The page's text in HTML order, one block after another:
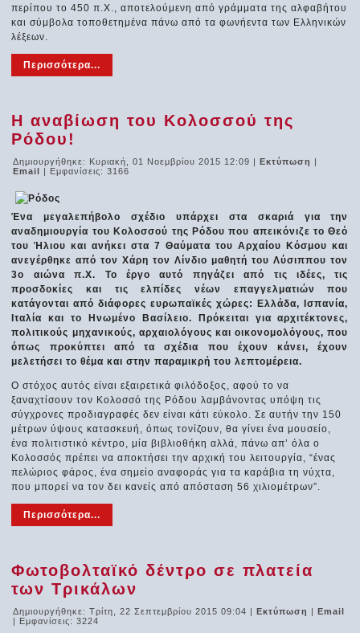
περίπου το 450 π.Χ., αποτελούμενη από γράμματα της αλφαβήτου
και σύμβολα τοποθετημένα πάνω από τα φωνήεντα των Ελληνικών
λέξεων.
Περισσότερα...
Η αναβίωση του Κολοσσού της
Ρόδου!
Δημιουργήθηκε: Κυριακή, 01 Νοεμβρίου 2015 12:09 |Εκτύπωση |
Email | Εμφανίσεις: 3166
Ένα μεγαλεπήβολο σχέδιο υπάρχει στα σκαριά για την
αναδημιουργία του Κολοσσού της Ρόδου που απεικόνιζε το Θεό
του Ήλιου και ανήκει στα 7 Θαύματα του Αρχαίου Κόσμου και
ανεγέρθηκε από τον Χάρη τον Λίνδιο μαθητή του Λύσιππου τον
3ο αιώνα π.Χ. Το έργο αυτό πηγάζει από τις ιδέες, τις
προσδοκίες και τις ελπίδες νέων επαγγελματιών που
κατάγονται από διάφορες ευρωπαϊκές χώρες: Ελλάδα, Ισπανία,
Ιταλία και το Ηνωμένο Βασίλειο. Πρόκειται για αρχιτέκτονες,
πολιτικούς μηχανικούς, αρχαιολόγους και οικονομολόγους, που
όπως προκύπτει από τα σχέδια που έχουν κάνει, έχουν
μελετήσει το θέμα και στην παραμικρή του λεπτομέρεια.
Ο στόχος αυτός είναι εξαιρετικά φιλόδοξος, αφού το να
ξαναχτίσουν τον Κολοσσό της Ρόδου λαμβάνοντας υπόψη τις
σύγχρονες προδιαγραφές δεν είναι κάτι εύκολο. Σε αυτήν την 150
μέτρων ύψους κατασκευή, όπως τονίζουν, θα γίνει ένα μουσείο,
ένα πολιτιστικό κέντρο, μία βιβλιοθήκη αλλά, πάνω απ’ όλα ο
Κολοσσός πρέπει να αποκτήσει την αρχική του λειτουργία, “ένας
πελώριος φάρος, ένα σημείο αναφοράς για τα καράβια τη νύχτα,
που μπορεί να τον δει κανείς από απόσταση 56 χιλιομέτρων”.
Περισσότερα...
Φωτοβολταϊκό δέντρο σε πλατεία
των Τρικάλων
Δημιουργήθηκε: Τρίτη, 22 Σεπτεμβρίου 2015 09:04 |Εκτύπωση |Email
| Εμφανίσεις: 3224